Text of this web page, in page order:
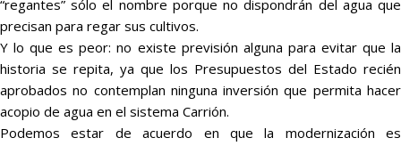
“regantes” sólo el nombre porque no dispondrán del agua que
precisan para regar sus cultivos.
Y lo que es peor: no existe previsión alguna para evitar que la
historia se repita, ya que los Presupuestos del Estado recién
aprobados no contemplan ninguna inversión que permita hacer
acopio de agua en el sistema Carrión.
Podemos estar de acuerdo en que la modernización es